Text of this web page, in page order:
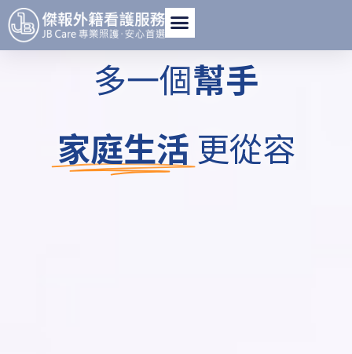
多一個幫手
家庭生活 更從容